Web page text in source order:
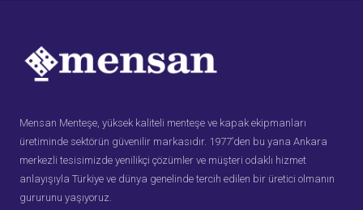
Mensan Menteşe, yüksek kaliteli menteşe ve kapak ekipmanları
üretiminde sektörün güvenilir markasıdır. 1977’den bu yana Ankara
merkezli tesisimizde yenilikçi çözümler ve müşteri odaklı hizmet
anlayışıyla Türkiye ve dünya genelinde tercih edilen bir üretici olmanın
gururunu yaşıyoruz.